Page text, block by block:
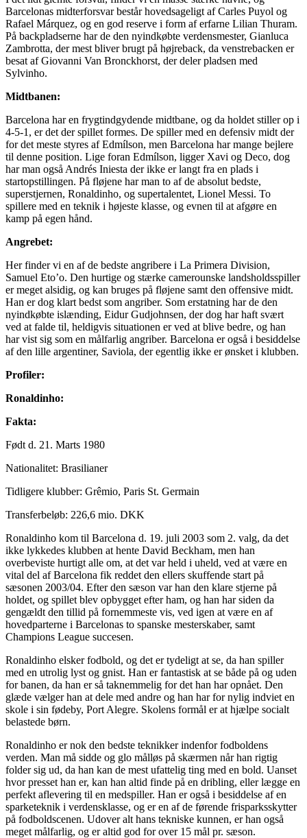
Barcelonas midterforsvar består hovedsageligt af Carles Puyol og
Rafael Márquez, og en god reserve i form af erfarne Lilian Thuram.
På backpladserne har de den nyindkøbte verdensmester, Gianluca
Zambrotta, der mest bliver brugt på højreback, da venstrebacken er
besat af Giovanni Van Bronckhorst, der deler pladsen med
Sylvinho.
Midtbanen:
Barcelona har en frygtindgydende midtbane, og da holdet stiller op i
4-5-1, er det der spillet formes. De spiller med en defensiv midt der
for det meste styres af Edmílson, men Barcelona har mange bejlere
til denne position. Lige foran Edmílson, ligger Xavi og Deco, dog
har man også Andrés Iniesta der ikke er langt fra en plads i
startopstillingen. På fløjene har man to af de absolut bedste,
superstjernen, Ronaldinho, og supertalentet, Lionel Messi. To
spillere med en teknik i højeste klasse, og evnen til at afgøre en
kamp på egen hånd.
Angrebet:
Her finder vi en af de bedste angribere i La Primera Division,
Samuel Eto’o. Den hurtige og stærke camerounske landsholdsspiller
er meget alsidig, og kan bruges på fløjene samt den offensive midt.
Han er dog klart bedst som angriber. Som erstatning har de den
nyindkøbte islænding, Eidur Gudjohnsen, der dog har haft svært
ved at falde til, heldigvis situationen er ved at blive bedre, og han
har vist sig som en målfarlig angriber. Barcelona er også i besiddelse
af den lille argentiner, Saviola, der egentlig ikke er ønsket i klubben.
Profiler:
Ronaldinho:
Fakta:
Født d. 21. Marts 1980
Nationalitet: Brasilianer
Tidligere klubber: Grêmio, Paris St. Germain
Transferbeløb: 226,6 mio. DKK
Ronaldinho kom til Barcelona d. 19. juli 2003 som 2. valg, da det
ikke lykkedes klubben at hente David Beckham, men han
overbeviste hurtigt alle om, at det var held i uheld, ved at være en
vital del af Barcelona fik reddet den ellers skuffende start på
sæsonen 2003/04. Efter den sæson var han den klare stjerne på
holdet, og spillet blev opbygget efter ham, og han har siden da
gengældt den tillid på fornemmeste vis, ved igen at være en af
hovedparterne i Barcelonas to spanske mesterskaber, samt
Champions League succesen.
Ronaldinho elsker fodbold, og det er tydeligt at se, da han spiller
med en utrolig lyst og gnist. Han er fantastisk at se både på og uden
for banen, da han er så taknemmelig for det han har opnået. Den
glæde vælger han at dele med andre og han har for nylig indviet en
skole i sin fødeby, Port Alegre. Skolens formål er at hjælpe socialt
belastede børn.
Ronaldinho er nok den bedste teknikker indenfor fodboldens
verden. Man må sidde og glo målløs på skærmen når han rigtig
folder sig ud, da han kan de mest ufattelig ting med en bold. Uanset
hvor presset han er, kan han altid finde på en dribling, eller lægge en
perfekt aflevering til en medspiller. Han er også i besiddelse af en
sparketeknik i verdensklasse, og er en af de førende frisparksskytter
på fodboldscenen. Udover alt hans tekniske kunnen, er han også
meget målfarlig, og er altid god for over 15 mål pr. sæson.